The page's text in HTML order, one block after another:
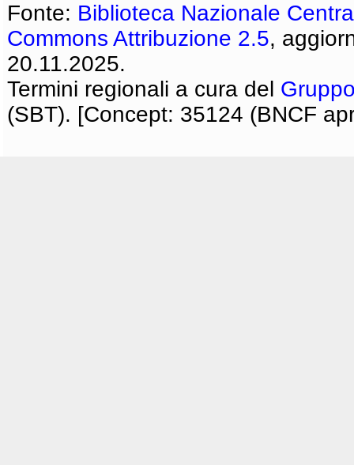
Fonte: Biblioteca Nazionale
Commons Attribuzione 2.5,
20.11.2025.
Termini regionali a cura del
(SBT). [Concept: 35124 (BNCF